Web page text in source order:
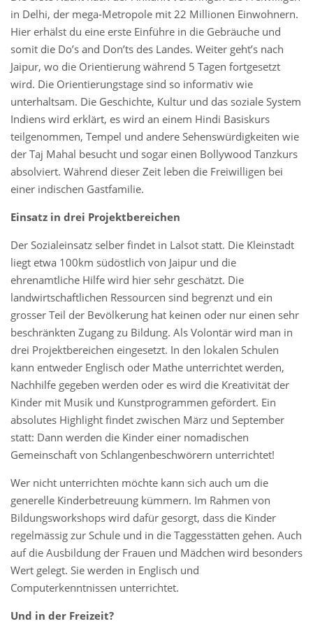
in Delhi, der mega-Metropole mit 22 Millionen Einwohnern.
Hier erhälst du eine erste Einführe in die Gebräuche und
somit die Do’s and Don’ts des Landes. Weiter geht’s nach
Jaipur, wo die Orientierung während 5 Tagen fortgesetzt
wird. Die Orientierungstage sind so informativ wie
unterhaltsam. Die Geschichte, Kultur und das soziale System
Indiens wird erklärt, es wird an einem Hindi Basiskurs
teilgenommen, Tempel und andere Sehenswürdigkeiten wie
der Taj Mahal besucht und sogar einen Bollywood Tanzkurs
absolviert. Während dieser Zeit leben die Freiwilligen bei
einer indischen Gastfamilie.
Einsatz in drei Projektbereichen
Der Sozialeinsatz selber findet in Lalsot statt. Die Kleinstadt
liegt etwa 100km südöstlich von Jaipur und die
ehrenamtliche Hilfe wird hier sehr geschätzt. Die
landwirtschaftlichen Ressourcen sind begrenzt und ein
grosser Teil der Bevölkerung hat keinen oder nur einen sehr
beschränkten Zugang zu Bildung. Als Volontär wird man in
drei Projektbereichen eingesetzt. In den lokalen Schulen
kann entweder Englisch oder Mathe unterrichtet werden,
Nachhilfe gegeben werden oder es wird die Kreativität der
Kinder mit Musik und Kunstprogrammen gefördert. Ein
absolutes Highlight findet zwischen März und September
statt: Dann werden die Kinder einer nomadischen
Gemeinschaft von Schlangenbeschwörern unterrichtet!
Wer nicht unterrichten möchte kann sich auch um die
generelle Kinderbetreuung kümmern. Im Rahmen von
Bildungsworkshops wird dafür gesorgt, dass die Kinder
regelmässig zur Schule und in die Taggesstätten gehen. Auch
auf die Ausbildung der Frauen und Mädchen wird besonders
Wert gelegt. Sie werden in Englisch und
Computerkenntnissen unterrichtet.
Und in der Freizeit?